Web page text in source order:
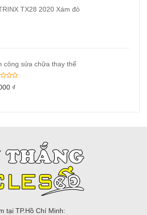
TX28 2020 Xám đỏ
công sửa chữa thay thế
₫
tại TP.Hồ Chí Minh: